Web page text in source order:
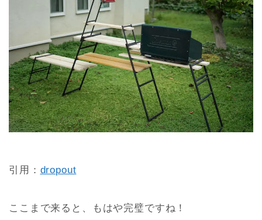
引用： dropout
ここまで来ると、もはや完璧ですね！